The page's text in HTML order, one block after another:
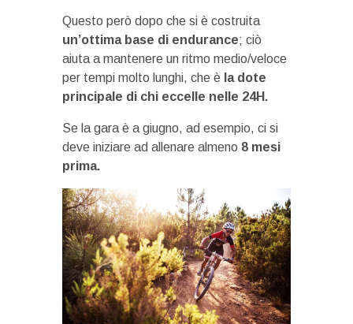
Questo però dopo che si è costruita
un’ottima base di endurance; ciò
aiuta a mantenere un ritmo medio/veloce
per tempi molto lunghi, che è la dote
principale di chi eccelle nelle 24H.
Se la gara è a giugno, ad esempio, ci si
deve iniziare ad allenare almeno 8 mesi
prima.